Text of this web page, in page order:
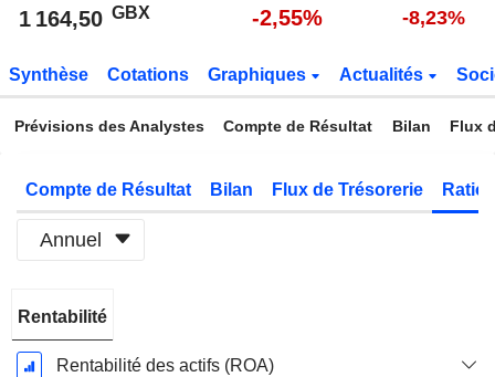
1 164,50 GBX -2,55% -8,23%
Synthèse Cotations Graphiques Actualités
Prévisions des Analystes Compte de Résultat Bilan Flux
Compte de Résultat Bilan Flux de Trésorerie
Annuel
Fiscale:
Mars
Rentabilité
Rentabilité des actifs (ROA)